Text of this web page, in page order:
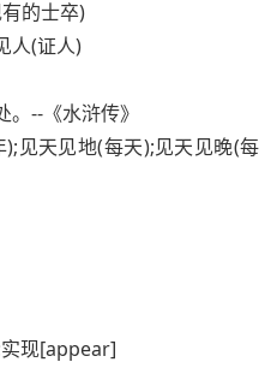
的士卒)
人(证人)
--《水浒传》
见天见地(每天);见天见晚(每
现[appear]